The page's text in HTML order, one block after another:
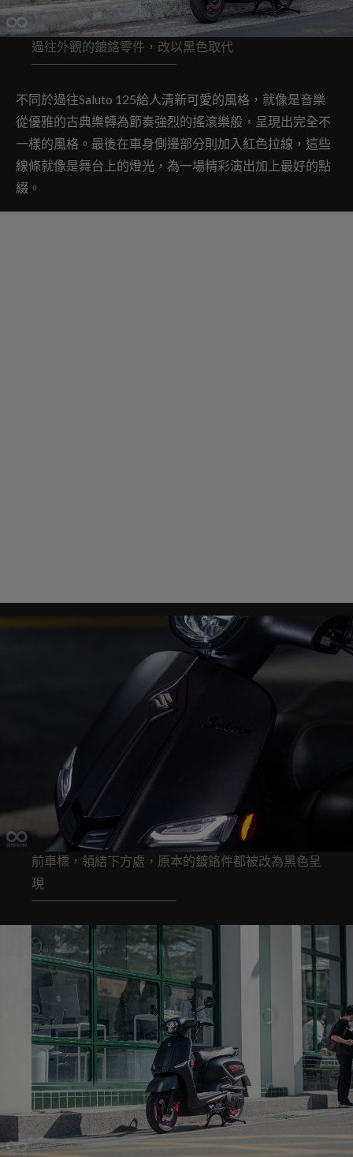
過往外觀的鍍鉻零件，改以黑色取代
不同於過往Saluto 125給人清新可愛的風格，就像是音樂
從優雅的古典樂轉為節奏強烈的搖滾樂般，呈現出完全不
一樣的風格。最後在車身側邊部分則加入紅色拉線，這些
線條就像是舞台上的燈光，為一場精彩演出加上最好的點
綴。
前車標，領結下方處，原本的鍍鉻件都被改為黑色呈
現